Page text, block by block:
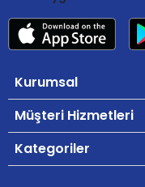
Kurumsal
Müşteri Hizmetleri
Kategoriler